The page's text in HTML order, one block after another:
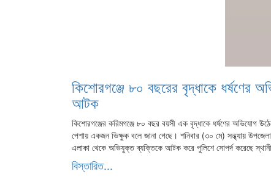
কিশোরগঞ্জে ৮০ বছরের বৃদ্ধাকে ধর্ষণের
আটক
কিশোরগঞ্জের করিমগঞ্জে ৮০ বছর বয়সী এক বৃদ্ধাকে ধর্ষণের অভিযোগ
পেশায় একজন ভিক্ষুক বলে জানা গেছে। ​শনিবার (৩০ মে) সন্ধ্যায়
এলাকা থেকে অভিযুক্ত ব্যক্তিকে আটক করে পুলিশে সোপর্দ করেছে
বিস্তারিত...